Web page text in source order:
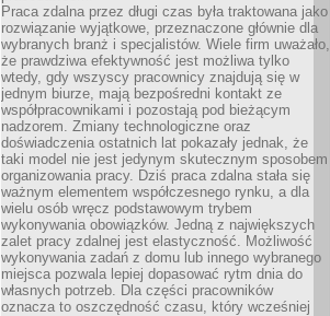
Praca zdalna przez długi czas była traktowana jako
rozwiązanie wyjątkowe, przeznaczone głównie dla
wybranych branż i specjalistów. Wiele firm uważało,
że prawdziwa efektywność jest możliwa tylko
wtedy, gdy wszyscy pracownicy znajdują się w
jednym biurze, mają bezpośredni kontakt ze
współpracownikami i pozostają pod bieżącym
nadzorem. Zmiany technologiczne oraz
doświadczenia ostatnich lat pokazały jednak, że
taki model nie jest jedynym skutecznym sposobem
organizowania pracy. Dziś praca zdalna stała się
ważnym elementem współczesnego rynku, a dla
wielu osób wręcz podstawowym trybem
wykonywania obowiązków. Jedną z największych
zalet pracy zdalnej jest elastyczność. Możliwość
wykonywania zadań z domu lub innego wybranego
miejsca pozwala lepiej dopasować rytm dnia do
własnych potrzeb. Dla części pracowników
oznacza to oszczędność czasu, który wcześniej